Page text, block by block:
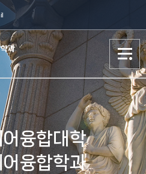
(학부)소개
교수소개
학부
(학부)소개
교수소개
학부
융합대학
융합학과